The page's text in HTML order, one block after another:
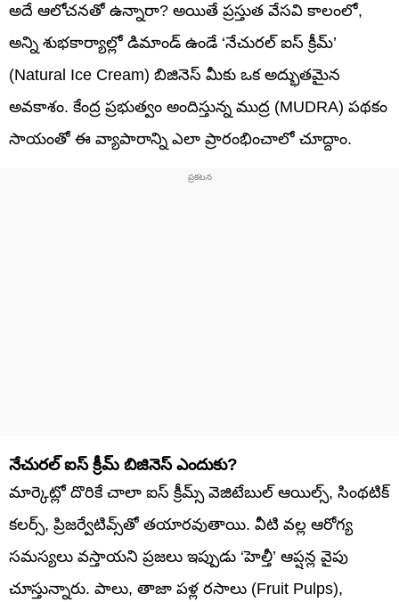
అదే ఆలోచనతో ఉన్నారా? అయితే ప్రస్తుత వేసవి కాలంలో,
అన్ని శుభకార్యాల్లో డిమాండ్ ఉండే ‘నేచురల్ ఐస్ క్రీమ్’
(Natural Ice Cream) బిజినెస్ మీకు ఒక అద్భుతమైన
అవకాశం. కేంద్ర ప్రభుత్వం అందిస్తున్న ముద్ర (MUDRA) పథకం
సాయంతో ఈ వ్యాపారాన్ని ఎలా ప్రారంభించాలో చూద్దాం.
నేచురల్ ఐస్ క్రీమ్ బిజినెస్ ఎందుకు?
మార్కెట్లో దొరికే చాలా ఐస్ క్రీమ్స్ వెజిటేబుల్ ఆయిల్స్, సింథటిక్
కలర్స్, ప్రిజర్వేటివ్స్‌తో తయారవుతాయి. వీటి వల్ల ఆరోగ్య
సమస్యలు వస్తాయని ప్రజలు ఇప్పుడు ‘హెల్తీ’ ఆప్షన్ల వైపు
చూస్తున్నారు. పాలు, తాజా పళ్ల రసాలు (Fruit Pulps),